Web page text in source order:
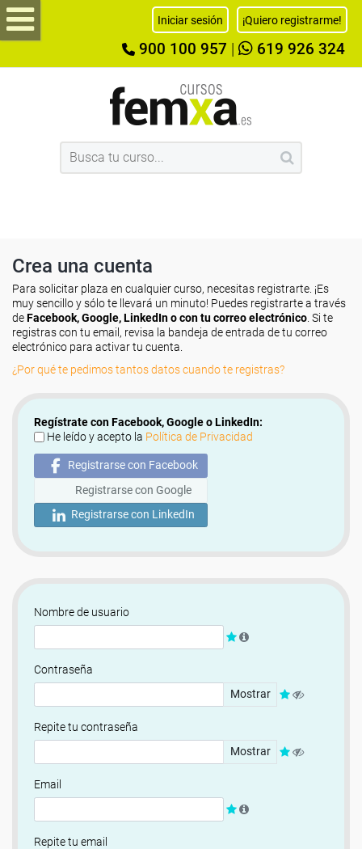
Iniciar sesión ¡Quiero registrarme!
900 100 957 619 926 324
Crea una cuenta
Para solicitar plaza en cualquier curso, necesitas registrarte. ¡Es
muy sencillo y sólo te llevará un minuto! Puedes registrarte a través
deFacebook, Google, LinkedIn o con tu correo electrónico . Si te
registras con tu email, revisa la bandeja de entrada de tu correo
electrónico para activar tu cuenta.
¿Por qué te pedimos tantos datos cuando te registras?
Regístrate con Facebook, Google o LinkedIn:
He leído y acepto la Política de Privacidad
Registrarse con Facebook
Registrarse con Google
Registrarse con LinkedIn
Nombre de usuario
Contraseña
Mostrar
Repite tu contraseña
Mostrar
Email
Repite tu email